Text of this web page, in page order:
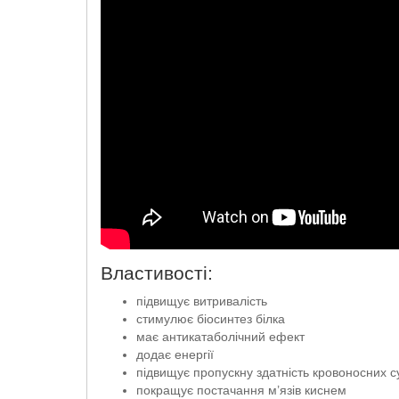
Властивості:
підвищує витривалість
стимулює біосинтез білка
має антикатаболічний ефект
додає енергії
підвищує пропускну здатність кровоносних
покращує постачання м’язів киснем